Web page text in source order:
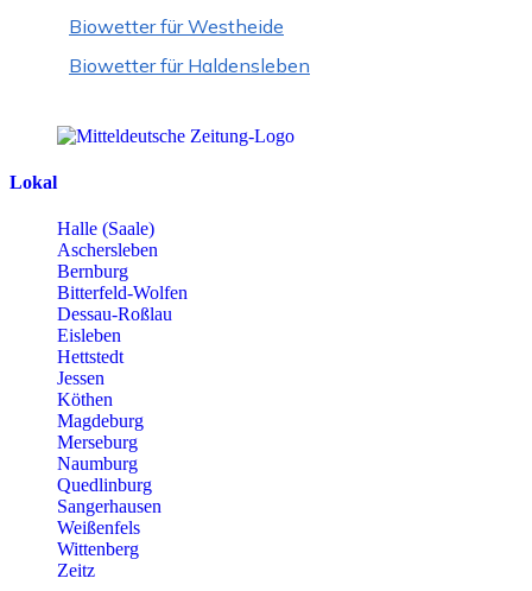
Biowetter für Westheide
Biowetter für Haldensleben
Lokal
Halle (Saale)
Aschersleben
Bernburg
Bitterfeld-Wolfen
Dessau-Roßlau
Eisleben
Hettstedt
Jessen
Köthen
Magdeburg
Merseburg
Naumburg
Quedlinburg
Sangerhausen
Weißenfels
Wittenberg
Zeitz